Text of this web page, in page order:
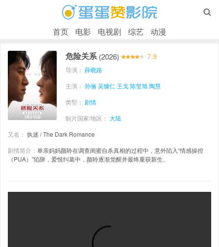

首页 电影 电视剧 综艺 动漫
危险关系 (2026) 7.9
导演： 薛晓路
主演： 孙俪吴慷仁 王戈陈玺旭陶慧
类型： 剧情
制片国家/地区： 大陆
又名： 执迷 / The Dark Romance
剧情简介： 单亲妈妈颜聆在调查闺蜜自杀真相的过程中，意外陷入“情感操控
（PUA）”陷阱，爱恨纠葛中，颜聆逐渐觉醒并最终重获新生。